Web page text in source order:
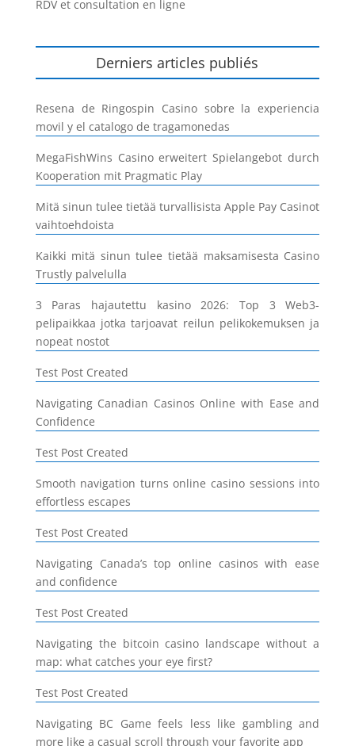
RDV et consultation en ligne
Derniers articles publiés
Resena de Ringospin Casino sobre la experiencia
movil y el catalogo de tragamonedas
MegaFishWins Casino erweitert Spielangebot durch
Kooperation mit Pragmatic Play
Mitä sinun tulee tietää turvallisista Apple Pay Casinot
vaihtoehdoista
Kaikki mitä sinun tulee tietää maksamisesta Casino
Trustly palvelulla
3 Paras hajautettu kasino 2026: Top 3 Web3-
pelipaikkaa jotka tarjoavat reilun pelikokemuksen ja
nopeat nostot
Test Post Created
Navigating Canadian Casinos Online with Ease and
Confidence
Test Post Created
Smooth navigation turns online casino sessions into
effortless escapes
Test Post Created
Navigating Canada’s top online casinos with ease
and confidence
Test Post Created
Navigating the bitcoin casino landscape without a
map: what catches your eye first?
Test Post Created
Navigating BC Game feels less like gambling and
more like a casual scroll through your favorite app